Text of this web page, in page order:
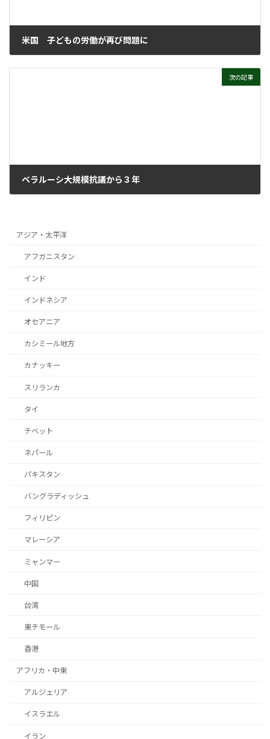
米国 子どもの労働が再び問題に
次の記事
ベラルーシ大規模抗議から３年
アジア・太平洋
アフガニスタン
インド
インドネシア
オセアニア
カシミール地方
カナッキー
スリランカ
タイ
チベット
ネパール
パキスタン
バングラディッシュ
フィリピン
マレーシア
ミャンマー
中国
台湾
東チモール
香港
アフリカ・中東
アルジェリア
イスラエル
イラン